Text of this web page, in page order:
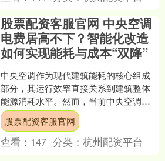
股票配资客服官网 中央空调
电费居高不下？智能化改造
如何实现能耗与成本“双降”
中央空调作为现代建筑能耗的核心组成
部分，其运行效率直接关系到建筑整体
能源消耗水平。然而，当前中央空调市
场虽规模庞大，却存在能效分化明显的
问题。为提升能效，国家自....
股票配资客服官网
查看： 147 分类：杭州配资平台